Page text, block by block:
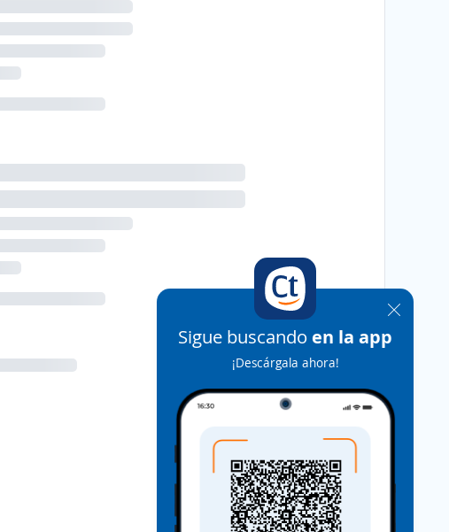
Sigue buscando en la app
¡Descárgala ahora!